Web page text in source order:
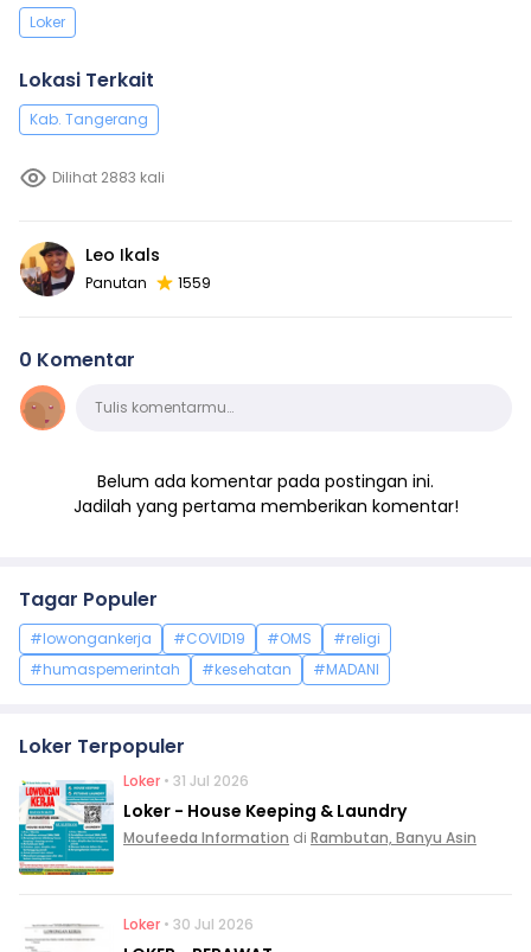
Loker
Lokasi Terkait
Kab. Tangerang
Dilihat 2883 kali
Leo Ikals
Panutan 1559
0 Komentar
KomentarTulis komentarmu…
Belum ada komentar pada postingan ini.
Jadilah yang pertama memberikan komentar!
Tagar Populer
#lowongankerja #COVID19 #OMS
#religi
#humaspemerintah
#kesehatan #MADANI
Loker Terpopuler
Loker • 31 Jul 2026
Loker - House Keeping & Laundry
Moufeeda Information di Rambutan, Banyu Asin
Loker • 30 Jul 2026